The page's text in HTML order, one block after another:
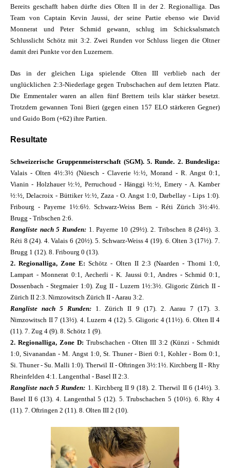
Bereits geschafft haben dürfte dies Olten II in der 2. Regionalliga. Das
Team von Captain Kevin Jaussi, der seine Partie ebenso wie David
Monnerat und Peter Schmid gewann, schlug im Schicksalsmatch
Schlusslicht Schötz mit 3:2. Zwei Runden vor Schluss liegen die Oltner
damit drei Punkte vor den Luzernern.
Das in der gleichen Liga spielende Olten III verblieb nach der
unglücklichen 2:3-Niederlage gegen Trubschachen auf dem letzten Platz.
Die Emmentaler waren an allen fünf Brettern teils klar stärker besetzt.
Trotzdem gewannen Toni Bieri (gegen einen 157 ELO stärkeren Gegner)
und Guido Born (+62) ihre Partien.
Resultate
Schweizerische Gruppenmeisterschaft (SGM). 5. Runde. 2. Bundesliga:
Valais - Olten 4½:3½ (Nüesch - Claverie ½:½, Morand - R. Angst 0:1,
Vianin - Holzhauer ½:½, Perruchoud - Hänggi ½:½, Emery - A. Kamber
½:½, Delacroix - Büttiker ½:½, Zaza - O. Angst 1:0, Darbellay - Lips 1:0).
Fribourg - Payerne 1½:6½. Schwarz-Weiss Bern - Réti Zürich 3½:4½.
Brugg - Tribschen 2:6.
Rangliste nach 5 Runden: 1. Payerne 10 (29½). 2. Tribschen 8 (24½). 3.
Réti 8 (24). 4. Valais 6 (20½). 5. Schwarz-Weiss 4 (19). 6. Olten 3 (17½). 7.
Brugg 1 (12). 8. Fribourg 0 (13).
2. Regionalliga, Zone E:Schötz - Olten II 2:3 (Naarden - Thomi 1:0,
Lampart - Monnerat 0:1, Aecherli - K. Jaussi 0:1, Andres - Schmid 0:1,
Dossenbach - Stegmaier 1:0). Zug II - Luzern 1½:3½. Gligoric Zürich II -
Zürich II 2:3. Nimzowitsch Zürich II - Aarau 3:2.
Rangliste nach 5 Runden: 1. Zürich II 9 (17). 2. Aarau 7 (17). 3.
Nimzowitsch II 7 (13½). 4. Luzern 4 (12). 5. Gligoric 4 (11½). 6. Olten II 4
(11). 7. Zug 4 (9). 8. Schötz 1 (9).
2. Regionalliga, Zone D: Trubschachen - Olten III 3:2 (Künzi - Schmidt
1:0, Sivanandan - M. Angst 1:0, St. Thuner - Bieri 0:1, Kohler - Born 0:1,
Si. Thuner - Su. Malli 1:0). Therwil II - Oftringen 3½:1½. Kirchberg II - Rhy
Rheinfelden 4:1. Langenthal - Basel II 2:3.
Rangliste nach 5 Runden: 1. Kirchberg II 9 (18). 2. Therwil II 6 (14½). 3.
Basel II 6 (13). 4. Langenthal 5 (12). 5. Trubschachen 5 (10½). 6. Rhy 4
(11). 7. Oftringen 2 (11). 8. Olten III 2 (10).